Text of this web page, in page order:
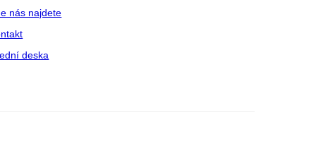
nás najdete
deska